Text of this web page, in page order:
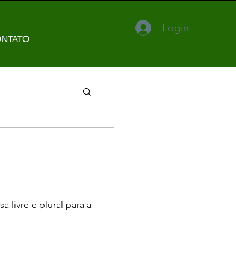
Login
livre e plural para a